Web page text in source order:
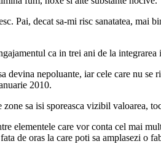
Pai, decat sa-mi risc sanatatea,
ca in trei ani de la
devina nepoluante, iar cele care nu
2010.
sa isi sporeasca vizibil valoarea,
elementele care vor conta cel mai
de oras la care poti sa amplasezi o